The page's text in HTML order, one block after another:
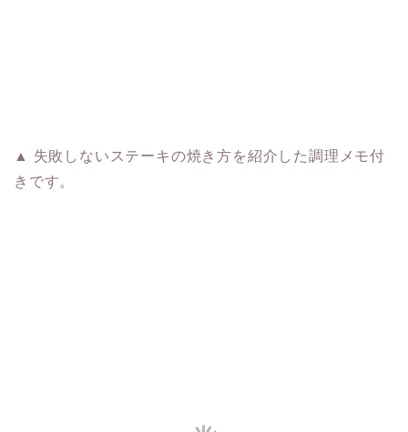
▲ 失敗しないステーキの焼き方を紹介した調理メモ付
きです。